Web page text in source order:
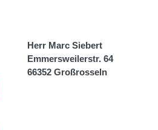
Herr Marc Siebert
Emmersweilerstr. 64
66352 Großrosseln